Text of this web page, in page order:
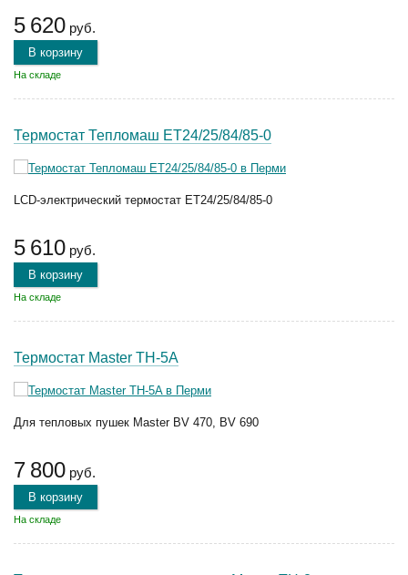
5 620 руб.
В корзину
На складе
Термостат Тепломаш ЕТ24/25/84/85-0
LCD-электрический термостат ЕТ24/25/84/85-0
5 610 руб.
В корзину
На складе
Термостат Master TH-5A
Для тепловых пушек Master BV 470, BV 690
7 800 руб.
В корзину
На складе